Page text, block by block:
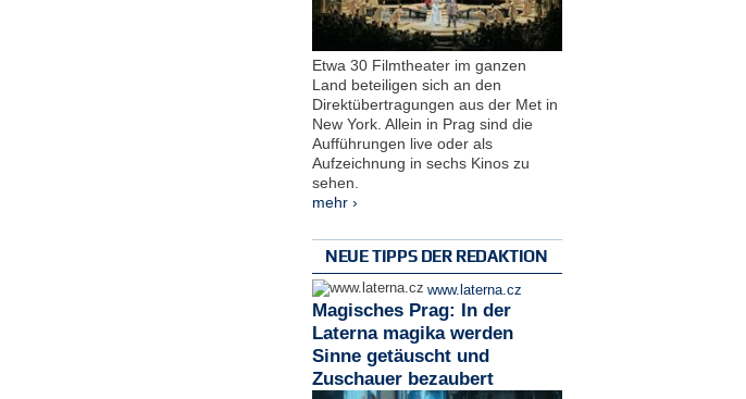
Etwa 30 Filmtheater im ganzen
Land beteiligen sich an den
Direktübertragungen aus der Met in
New York. Allein in Prag sind die
Aufführungen live oder als
Aufzeichnung in sechs Kinos zu
sehen.
mehr ›
NEUE TIPPS DER REDAKTION
www.laterna.cz
Magisches Prag: In der
Laterna magika werden
Sinne getäuscht und
Zuschauer bezaubert